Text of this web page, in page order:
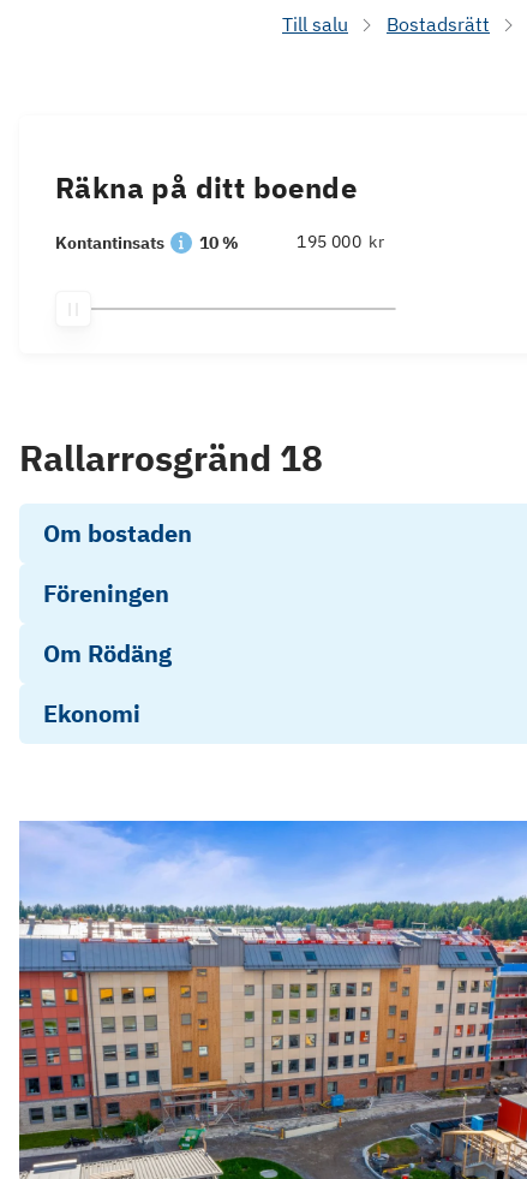
Till salu Bostadsrätt
Räkna på ditt boende
Kontantinsats 10 % kr
Rallarrosgränd 18
Om bostaden
Föreningen
Om Rödäng
Ekonomi